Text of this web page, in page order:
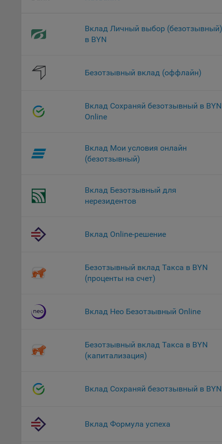
Вклад Личный выбор (безотзывный)
в BYN
Безотзывный вклад (оффлайн)
Вклад Сохраняй безотзывный в BYN
Online
Вклад Мои условия онлайн
(безотзывный)
Вклад Безотзывный для
нерезидентов
Вклад Online-решение
Безотзывный вклад Такса в BYN
(проценты на счет)
Вклад Нео Безотзывный Online
Безотзывный вклад Такса в BYN
(капитализация)
Вклад Сохраняй безотзывный в BYN
Вклад Формула успеха